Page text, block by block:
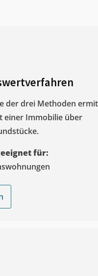
der drei Methoden
einer Immobilie über
für: